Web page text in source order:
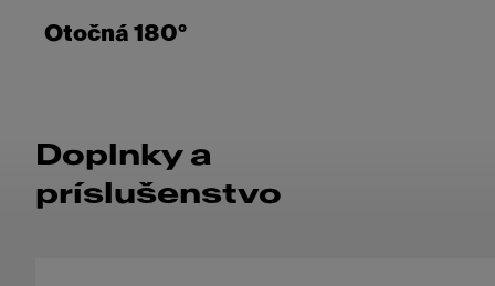
Otočná 180°
Doplnky a
príslušenstvo